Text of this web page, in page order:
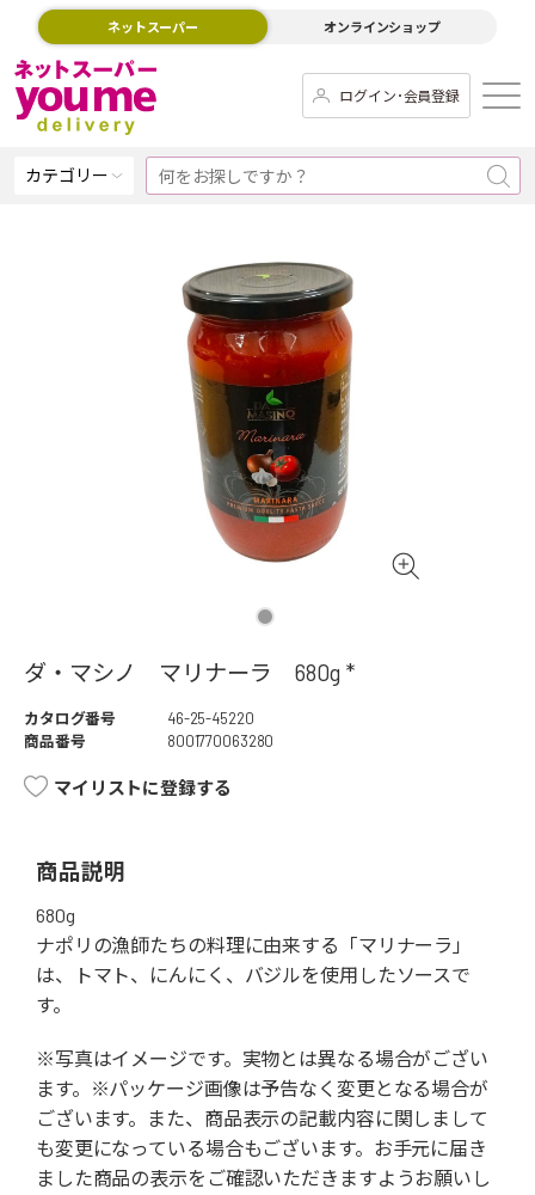
ネットスーパー オンラインショップ
ログイン･会員登録
カテゴリー
ダ・マシノ マリナーラ 680g *
カタログ番号
46-25-45220
商品番号
8001770063280
マイリストに登録する
商品説明
680g
ナポリの漁師たちの料理に由来する「マリナーラ」
は、トマト、にんにく、バジルを使用したソースで
す。
※写真はイメージです。実物とは異なる場合がござい
ます。※パッケージ画像は予告なく変更となる場合が
ございます。また、商品表示の記載内容に関しまして
も変更になっている場合もございます。お手元に届き
ました商品の表示をご確認いただきますようお願いし